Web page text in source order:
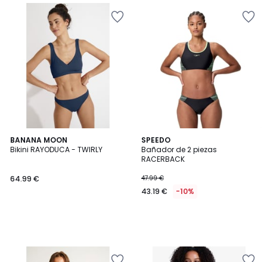
BANANA MOON
Bikini RAYODUCA - TWIRLY
64.99 €
SPEEDO
Bañador de 2 piezas
RACERBACK
47.99 €
43.19 € -10%